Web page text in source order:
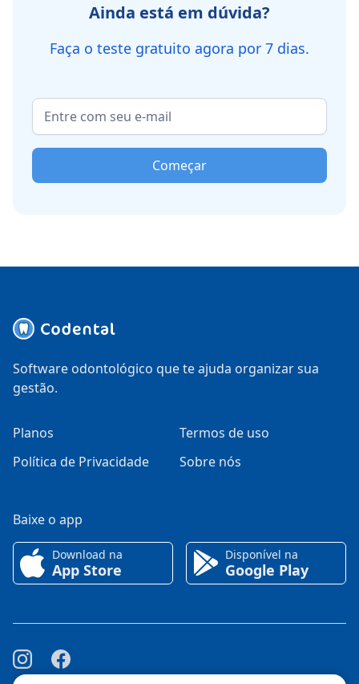
Ainda está em dúvida?
Faça o teste gratuito agora por 7 dias.
Começar
Software odontológico que te ajuda organizar sua
gestão.
Planos
Termos de uso
Política de Privacidade
Sobre nós
Baixe o app
Download na
App Store
Disponível na
Google Play